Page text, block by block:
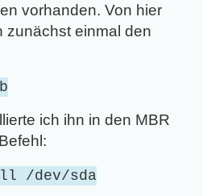
vorhanden. Von hier
zunächst einmal den
ich ihn in den MBR
/dev/sda